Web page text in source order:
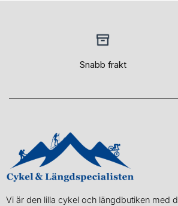
Snabb frakt
Vi är den lilla cykel och längdbutiken med